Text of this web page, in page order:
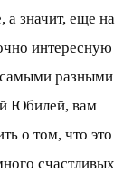
а значит, еще на
интересную
разными
Юбилей, вам
о том, что это
счастливых